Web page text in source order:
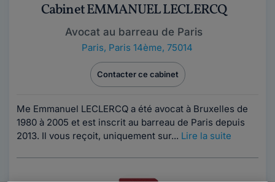
Cabinet EMMANUEL LECLERCQ
Avocat au barreau de Paris
Paris, Paris 14ème, 75014
Contacter ce cabinet
Me Emmanuel LECLERCQ a été avocat à Bruxelles de
1980 à 2005 et est inscrit au barreau de Paris depuis
2013. Il vous reçoit, uniquement sur... Lire la suite